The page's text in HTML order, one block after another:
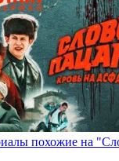
похожие на